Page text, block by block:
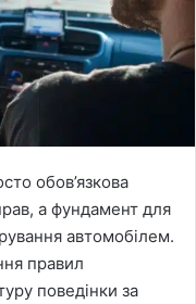
обов’язкова
а фундамент для
автомобілем.
правил
поведінки за